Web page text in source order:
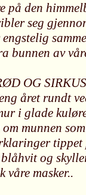
på den
seg
bunnen av
OG SIRKUS
året rundt
i glade
munnen
tippet
og
våre masker..